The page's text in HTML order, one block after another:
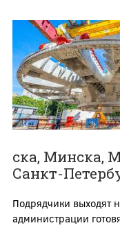
ска, Минска,
Санкт-
Подрядчики выходят
администрации